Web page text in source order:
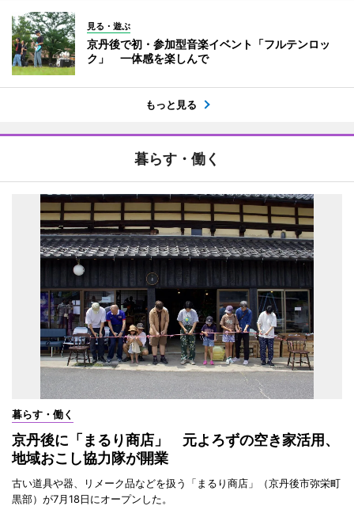
見る・遊ぶ
京丹後で初・参加型音楽イベント「フルテンロッ
ク」 一体感を楽しんで
もっと見る
暮らす・働く
暮らす・働く
京丹後に「まるり商店」 元よろずの空き家活用、
地域おこし協力隊が開業
古い道具や器、リメーク品などを扱う「まるり商店」（京丹後市弥栄町
黒部）が7月18日にオープンした。